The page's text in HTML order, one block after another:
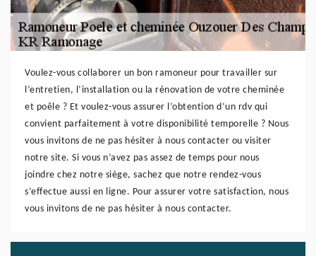
Voulez-vous collaborer un bon ramoneur pour travailler sur
l’entretien, l’installation ou la rénovation de votre cheminée
et poêle ? Et voulez-vous assurer l’obtention d’un rdv qui
convient parfaitement à votre disponibilité temporelle ? Nous
vous invitons de ne pas hésiter à nous contacter ou visiter
notre site. Si vous n’avez pas assez de temps pour nous
joindre chez notre siège, sachez que notre rendez-vous
s’effectue aussi en ligne. Pour assurer votre satisfaction, nous
vous invitons de ne pas hésiter à nous contacter.